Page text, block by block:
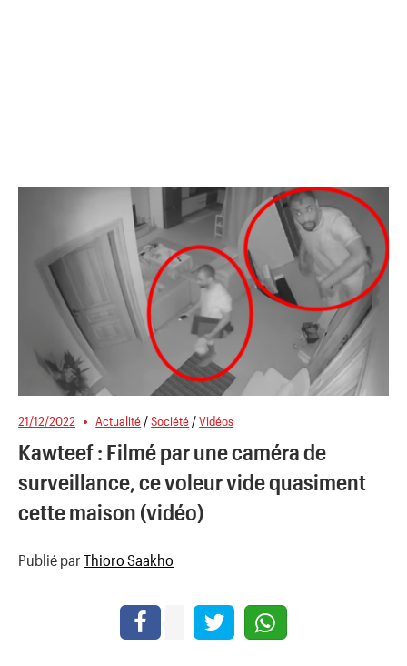
21/12/2022 Actualité /Société /Vidéos
Kawteef : Filmé par une caméra de
surveillance, ce voleur vide quasiment
cette maison (vidéo)
Publié par Thioro Saakho